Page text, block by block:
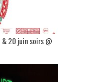
20 juin soirs @